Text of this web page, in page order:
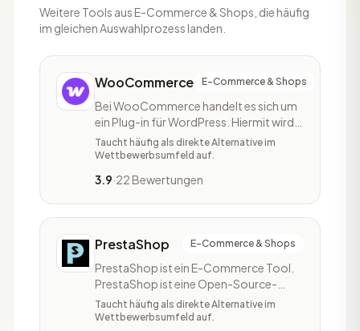
Weitere Tools aus E-Commerce & Shops, die häufig
im gleichen Auswahlprozess landen.
WooCommerce E-Commerce & Shops
Bei WooCommerce handelt es sich um
ein Plug-in für WordPress. Hiermit wird
das Content Management-System um
die Möglichkeit zur Erstellung eines
ist ein Teil des Entwicklungszweigs bzw.
Plug-ins Jigoshop. Aufgrund von
zunächst fehlenden Rechtsgrundlagen
Taucht häufig als direkte Alternative im
Wettbewerbsumfeld auf.
3.9·22 Bewertungen
PrestaShop E-Commerce & Shops
PrestaShop ist ein E-Commerce Tool.
PrestaShop ist eine Open-Source-
Software und kann direkt über die
Website kostenlos heruntergeladen
Taucht häufig als direkte Alternative im
Wettbewerbsumfeld auf.